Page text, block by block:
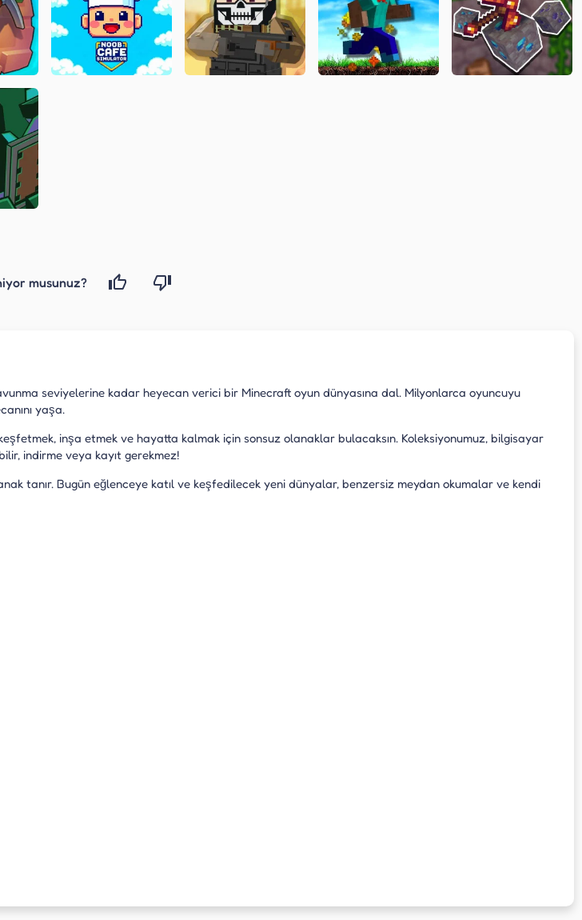
musunuz?
seviyelerine kadar heyecan verici bir Minecraft oyun dünyasına dal. Milyonlarca oyuncuyu
yaşa.
inşa etmek ve hayatta kalmak için sonsuz olanaklar bulacaksın. Koleksiyonumuz, bilgisayar
indirme veya kayıt gerekmez!
tanır. Bugün eğlenceye katıl ve keşfedilecek yeni dünyalar, benzersiz meydan okumalar ve kendi